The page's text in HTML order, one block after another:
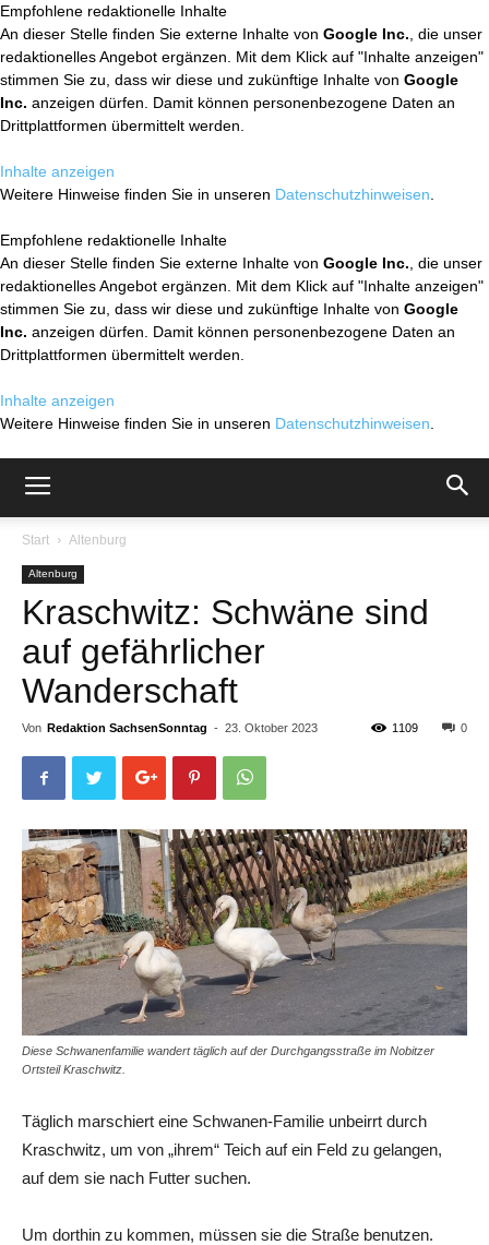
Empfohlene redaktionelle Inhalte
An dieser Stelle finden Sie externe Inhalte von Google Inc. , die unser
redaktionelles Angebot ergänzen. Mit dem Klick auf "Inhalte anzeigen"
stimmen Sie zu, dass wir diese und zukünftige Inhalte von Google
Inc. anzeigen dürfen. Damit können personenbezogene Daten an
Drittplattformen übermittelt werden.
Inhalte anzeigen
Weitere Hinweise finden Sie in unseren Datenschutzhinweisen
Empfohlene redaktionelle Inhalte
An dieser Stelle finden Sie externe Inhalte von Google Inc. , die unser
redaktionelles Angebot ergänzen. Mit dem Klick auf "Inhalte anzeigen"
stimmen Sie zu, dass wir diese und zukünftige Inhalte von Google
Inc. anzeigen dürfen. Damit können personenbezogene Daten an
Drittplattformen übermittelt werden.
Inhalte anzeigen
Weitere Hinweise finden Sie in unseren Datenschutzhinweisen
Start Altenburg
Altenburg
Kraschwitz: Schwäne sind
auf gefährlicher
Wanderschaft
Von Redaktion SachsenSonntag - 23. Oktober 2023 0
1109
Diese Schwanenfamilie wandert täglich auf der Durchgangsstraße im Nobitzer
Ortsteil Kraschwitz.
Täglich marschiert eine Schwanen-Familie unbeirrt durch
Kraschwitz, um von „ihrem“ Teich auf ein Feld zu gelangen,
auf dem sie nach Futter suchen.
Um dorthin zu kommen, müssen sie die Straße benutzen.